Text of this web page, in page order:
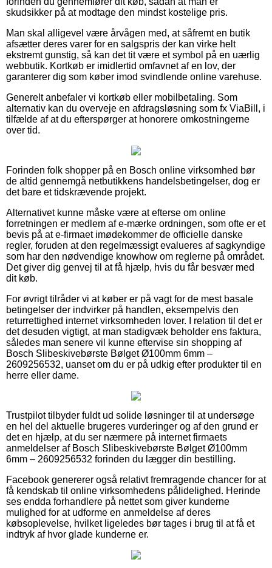
skudsikker på at modtage den mindst kostelige pris.
Man skal alligevel være årvågen med, at såfremt en butik
afsætter deres varer for en salgspris der kan virke helt
ekstremt gunstig, så kan det tit være et symbol på en uærlig
webbutik. Kortkøb er imidlertid omfavnet af en lov, der
garanterer dig som køber imod svindlende online varehuse.
Generelt anbefaler vi kortkøb eller mobilbetaling. Som
alternativ kan du overveje en afdragsløsning som fx ViaBill, i
tilfælde af at du efterspørger at honorere omkostningerne
over tid.
Forinden folk shopper på en Bosch online virksomhed bør
de altid gennemgå netbutikkens handelsbetingelser, dog er
det bare et tidskrævende projekt.
Alternativet kunne måske være at efterse om online
forretningen er medlem af e-mærke ordningen, som ofte er et
bevis på at e-firmaet imødekommer de officielle danske
regler, foruden at den regelmæssigt evalueres af sagkyndige
som har den nødvendige knowhow om reglerne på området.
Det giver dig genvej til at få hjælp, hvis du får besvær med
dit køb.
For øvrigt tilråder vi at køber er på vagt for de mest basale
betingelser der indvirker på handlen, eksempelvis den
returrettighed internet virksomheden lover. I relation til det er
det desuden vigtigt, at man stadigvæk beholder ens faktura,
således man senere vil kunne eftervise sin shopping af
Bosch Slibeskivebørste Bølget Ø100mm 6mm –
2609256532, uanset om du er på udkig efter produkter til en
herre eller dame.
Trustpilot tilbyder fuldt ud solide løsninger til at undersøge
en hel del aktuelle brugeres vurderinger og af den grund er
det en hjælp, at du ser nærmere på internet firmaets
anmeldelser af Bosch Slibeskivebørste Bølget Ø100mm
6mm – 2609256532 forinden du lægger din bestilling.
Facebook genererer også relativt fremragende chancer for at
få kendskab til online virksomhedens pålidelighed. Herinde
ses endda forhandlere på nettet som giver kunderne
mulighed for at udforme en anmeldelse af deres
købsoplevelse, hvilket ligeledes bør tages i brug til at få et
indtryk af hvor glade kunderne er.